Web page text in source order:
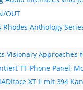
OUT
Anthology
Visionary Approaches
TT-Phone Panel,
XT II mit 394